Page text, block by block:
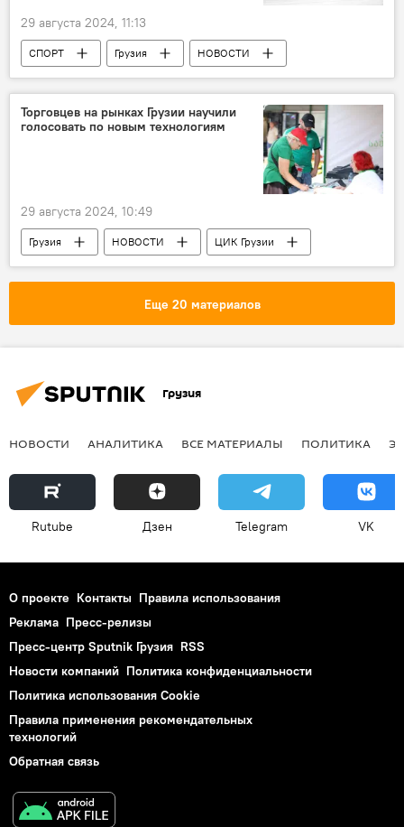
29 августа 2024, 11:13
СПОРТ Грузия
НОВОСТИ
Батуми
Торговцев на рынках Грузии научили
голосовать по новым технологиям
29 августа 2024, 10:49
Грузия НОВОСТИ
ЦИК Грузии
Парламентские выборы
Еще 20 материалов
Грузия
НОВОСТИ АНАЛИТИКА ВСЕ МАТЕРИАЛЫ ПОЛИТИКА
Rutube Дзен Telegram VK
О проекте Контакты Правила использования
Реклама Пресс-релизы
Пресс-центр Sputnik Грузия RSS
Новости компаний Политика конфиденциальности
Политика использования Cookie
Правила применения рекомендательных
технологий
Обратная связь